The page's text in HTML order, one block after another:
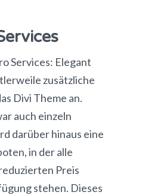
Services: Elegant
zusätzliche
Divi Theme an.
auch einzeln
darüber hinaus eine
in der alle
Preis
stehen. Dieses